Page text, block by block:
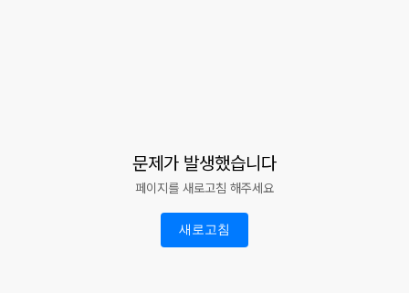
문제가 발생했습니다
페이지를 새로고침 해주세요
새로고침